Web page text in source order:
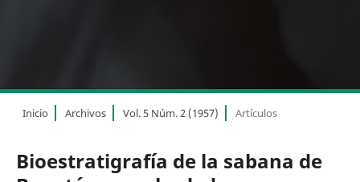
Inicio Archivos Vol. 5 Núm. 2 (1957) Artículos
Bioestratigrafía de la sabana de